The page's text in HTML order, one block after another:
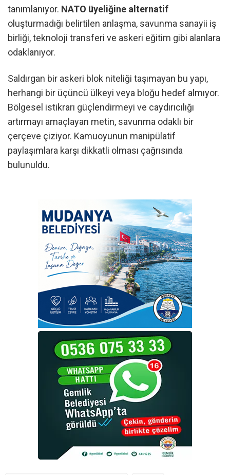
tanımlanıyor. NATO üyeliğine alternatif
oluşturmadığı belirtilen anlaşma, savunma sanayii iş
birliği, teknoloji transferi ve askeri eğitim gibi alanlara
odaklanıyor.
Saldırgan bir askeri blok niteliği taşımayan bu yapı,
herhangi bir üçüncü ülkeyi veya bloğu hedef almıyor.
Bölgesel istikrarı güçlendirmeyi ve caydırıcılığı
artırmayı amaçlayan metin, savunma odaklı bir
çerçeve çiziyor. Kamuoyunun manipülatif
paylaşımlara karşı dikkatli olması çağrısında
bulunuldu.